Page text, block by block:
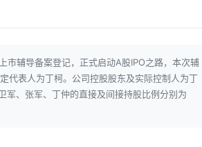
市辅导备案登记，正式启动A股IPO之路，本次辅
代表人为丁柯。公司控股股东及实际控制人为丁
、张军、丁仲的直接及间接持股比例分别为